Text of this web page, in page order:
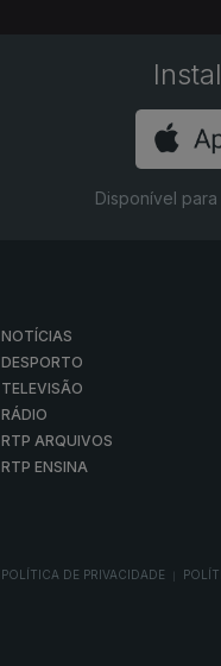
Disponível
NOTÍCIAS
DESPORTO
TELEVISÃO
RÁDIO
RTP ARQUIVOS
RTP ENSINA
POLÍTICA DE PRIVACIDADE